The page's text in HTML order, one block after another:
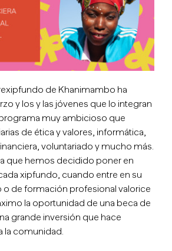
de Khanimambo ha
y los y las jóvenes que lo integran
muy ambicioso que
de ética y valores, informática,
voluntariado y mucho más.
que hemos decidido poner en
xipfundo, cuando entre en su
o de formación profesional valorice
la oportunidad de una beca de
grande inversión que hace
la comunidad.